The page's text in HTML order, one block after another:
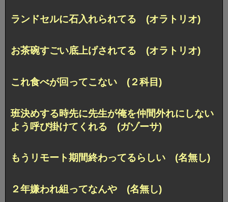
ランドセルに石入れられてる (オラトリオ)
お茶碗すごい底上げされてる (オラトリオ)
これ食べが回ってこない (２科目)
班決めする時先に先生が俺を仲間外れにしない
よう呼び掛けてくれる (ガゾーサ)
もうリモート期間終わってるらしい (名無し)
２年嫌われ組ってなんや (名無し)